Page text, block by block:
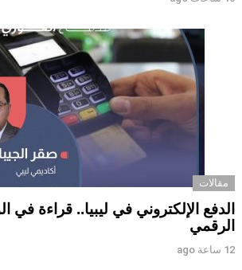
مقالات
الدفع الإلكتروني في ليبيا.. قراءة في
الرقمي ‏
12 ساعة ago